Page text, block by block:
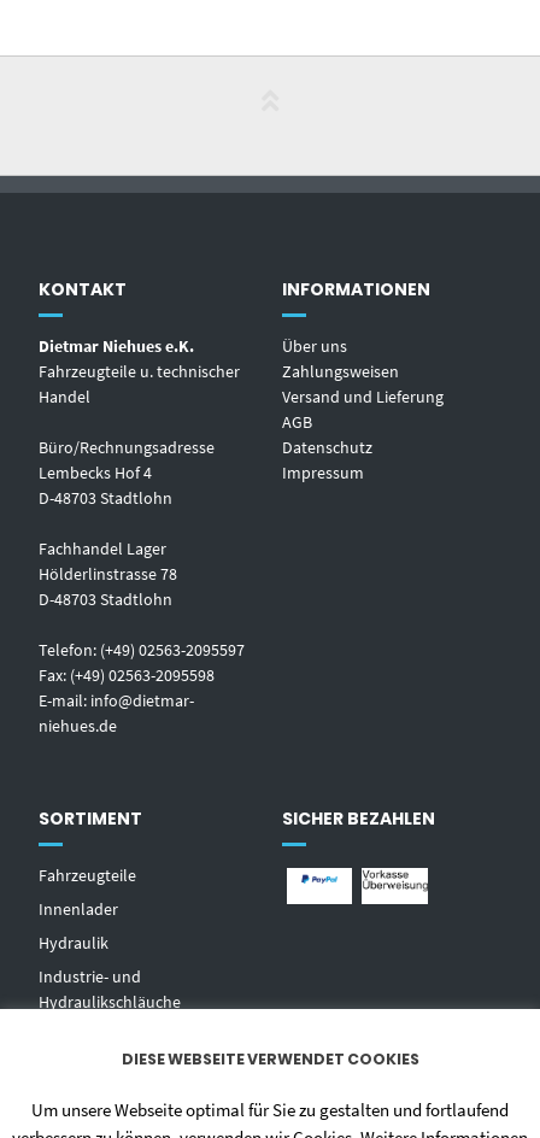
KONTAKT
Dietmar Niehues e.K.
Fahrzeugteile u. technischer
Handel
Büro/Rechnungsadresse
Lembecks Hof 4
D-48703 Stadtlohn
Fachhandel Lager
Hölderlinstrasse 78
D-48703 Stadtlohn
Telefon: (+49) 02563-2095597
Fax: (+49) 02563-2095598
E-mail: info@dietmar-
niehues.de
INFORMATIONEN
Über uns
Zahlungsweisen
Versand und Lieferung
AGB
Datenschutz
Impressum
SORTIMENT
Fahrzeugteile
Innenlader
Hydraulik
Industrie- und
Hydraulikschläuche
Zentralschmierungen
Hochdruckwaschgeräte und
SICHER BEZAHLEN
DIESE WEBSEITE VERWENDET COOKIES
Um unsere Webseite optimal für Sie zu gestalten und fortlaufend